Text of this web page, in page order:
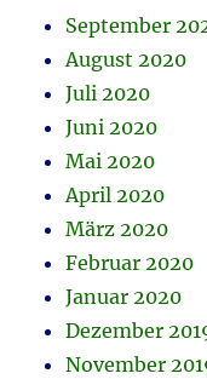
September
August 2020
Juli 2020
Juni 2020
Mai 2020
April 2020
März 2020
Februar 2020
Januar 2020
Dezember
November